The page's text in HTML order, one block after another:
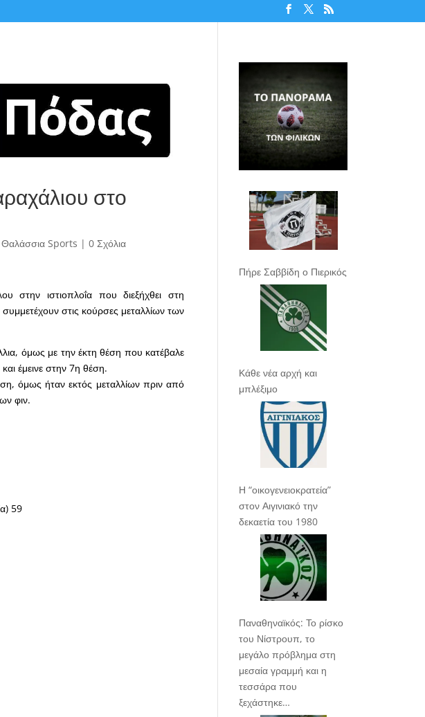
στο
Θαλάσσια Sports | 0 Σχόλια
στην ιστιοπλοΐα που διεξήχθει στη
στις κούρσες μεταλλίων των
όμως με την έκτη θέση που κατέβαλε
έμεινε στην 7η θέση.
όμως ήταν εκτός μεταλλίων πριν από
φιν.
59
Πήρε Σαββίδη ο Πιερικός
Κάθε νέα αρχή και
μπλέξιμο
Η “οικογενειοκρατεία”
στον Αιγινιακό την
δεκαετία του 1980
Παναθηναϊκός: Το ρίσκο
του Νίστρουπ, το
μεγάλο πρόβλημα στη
μεσαία γραμμή και η
τεσσάρα που
ξεχάστηκε…